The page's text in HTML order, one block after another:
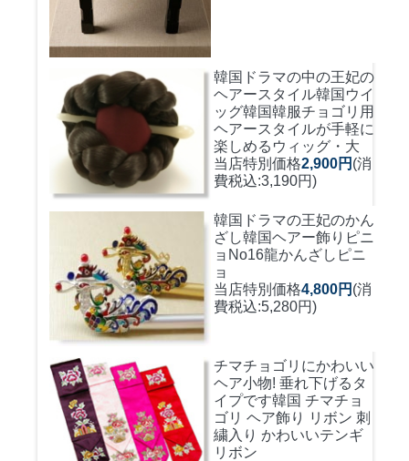
韓国ドラマの中の王妃の
ヘアースタイル韓国ウイ
ッグ韓国韓服チョゴリ用
ヘアースタイルが手軽に
楽しめるウィッグ・大
当店特別価格2,900円 (消
費税込:3,190円)
韓国ドラマの王妃のかん
ざし韓国ヘアー飾りピニ
ョNo16龍かんざしピニ
ョ
当店特別価格4,800円 (消
費税込:5,280円)
チマチョゴリにかわいい
ヘア小物! 垂れ下げるタ
イプです韓国 チマチョ
ゴリ ヘア飾り リボン 刺
繍入り かわいいテンギ
リボン